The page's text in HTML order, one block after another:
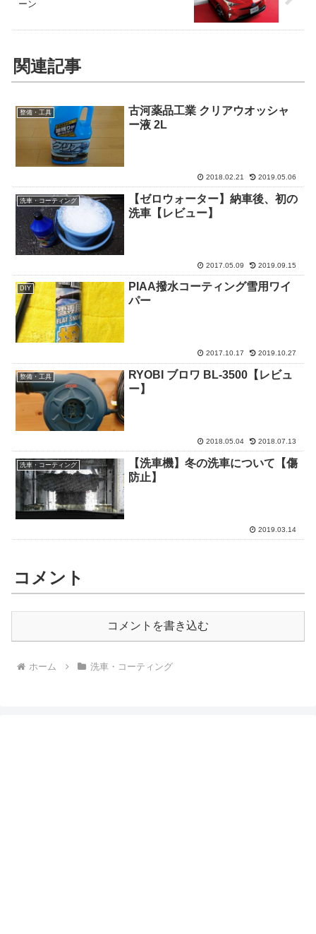
ーン
関連記事
整備・工具
古河薬品工業 クリアウオッシャ
ー液 2L
2018.02.21 2019.05.06
洗車・コーティング
【ゼロウォーター】納車後、初の
洗車【レビュー】
2017.05.09 2019.09.15
DIY
PIAA撥水コーティング雪用ワイ
パー
2017.10.17 2019.10.27
整備・工具
RYOBI ブロワ BL-3500【レビュ
ー】
2018.05.04 2018.07.13
洗車・コーティング
【洗車機】冬の洗車について【傷
防止】
2019.03.14
コメント
コメントを書き込む
ホーム 洗車・コーティング